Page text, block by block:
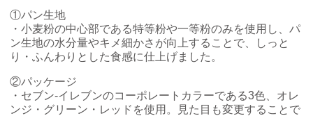
パウダースペース ラブン（店舗限定）
ソフトバンクギフト
①パン生地
・小麦粉の中心部である特等粉や一等粉のみを使用し、パ
ン生地の水分量やキメ細かさが向上することで、しっと
り・ふんわりとした食感に仕上げました。
②パッケージ
・セブン‐イレブンのコーポレートカラーである3色、オレ
ンジ・グリーン・レッドを使用。見た目も変更することで